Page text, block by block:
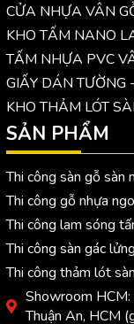
CỬA NHỰA VÂN
KHO TẤM NANO
TẤM NHỰA PVC
GIẤY DÁN TƯỜNG
KHO THẢM LÓT
SẢN PHẨM
Thi công sàn gỗ sàn
Thi công gỗ nhựa
Thi công lam sóng
Thi công sàn gác
Thi công thảm lót sàn
Showroom
Thuận An, HCM